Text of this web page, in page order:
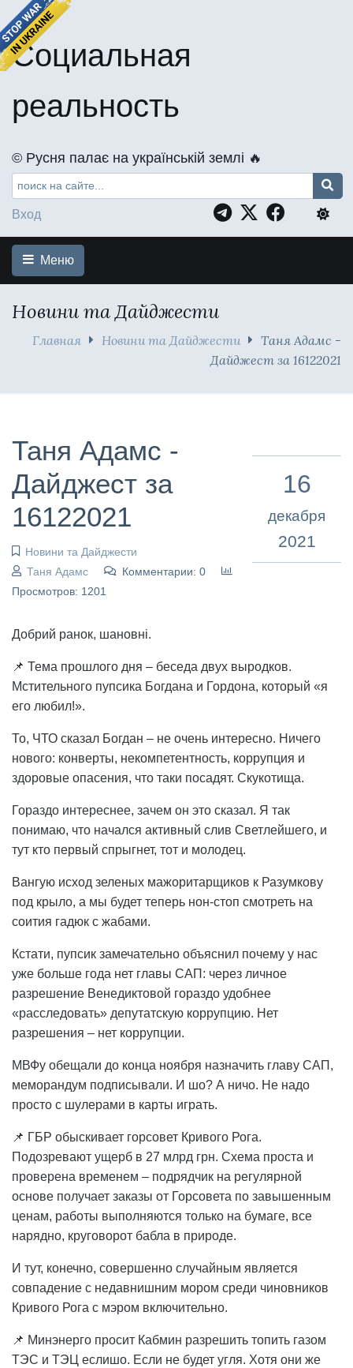
Социальная
реальность
©️ Русня палає на українській землі 🔥
Вход
Меню
Новини та Дайджести
Главная Новини та Дайджести
Таня Адамс -
Дайджест за 16122021
Таня Адамс -
Дайджест за
16122021
Новини та Дайджести
Таня Адамс
Комментарии: 0
Просмотров: 1201
16
декабря
2021
Добрий ранок, шановні.
📌 Тема прошлого дня – беседа двух выродков.
Мстительного пупсика Богдана и Гордона, который «я
его любил!».
То, ЧТО сказал Богдан – не очень интересно. Ничего
нового: конверты, некомпетентность, коррупция и
здоровые опасения, что таки посадят. Скукотища.
Гораздо интереснее, зачем он это сказал. Я так
понимаю, что начался активный слив Светлейшего, и
тут кто первый спрыгнет, тот и молодец.
Вангую исход зеленых мажоритарщиков к Разумкову
под крыло, а мы будет теперь нон-стоп смотреть на
соития гадюк с жабами.
Кстати, пупсик замечательно объяснил почему у нас
уже больше года нет главы САП: через личное
разрешение Венедиктовой гораздо удобнее
«расследовать» депутатскую коррупцию. Нет
разрешения – нет коррупции.
МВФу обещали до конца ноября назначить главу САП,
меморандум подписывали. И шо? А ничо. Не надо
просто с шулерами в карты играть.
📌 ГБР обыскивает горсовет Кривого Рога.
Подозревают ущерб в 27 млрд грн. Схема проста и
проверена временем – подрядчик на регулярной
основе получает заказы от Горсовета по завышенным
ценам, работы выполняются только на бумаге, все
нарядно, круговорот бабла в природе.
И тут, конечно, совершенно случайным является
совпадение с недавнишним мором среди чиновников
Кривого Рога с мэром включительно.
📌 Минэнерго просит Кабмин разрешить топить газом
ТЭС и ТЭЦ еслишо. Если не будет угля. Хотя они же